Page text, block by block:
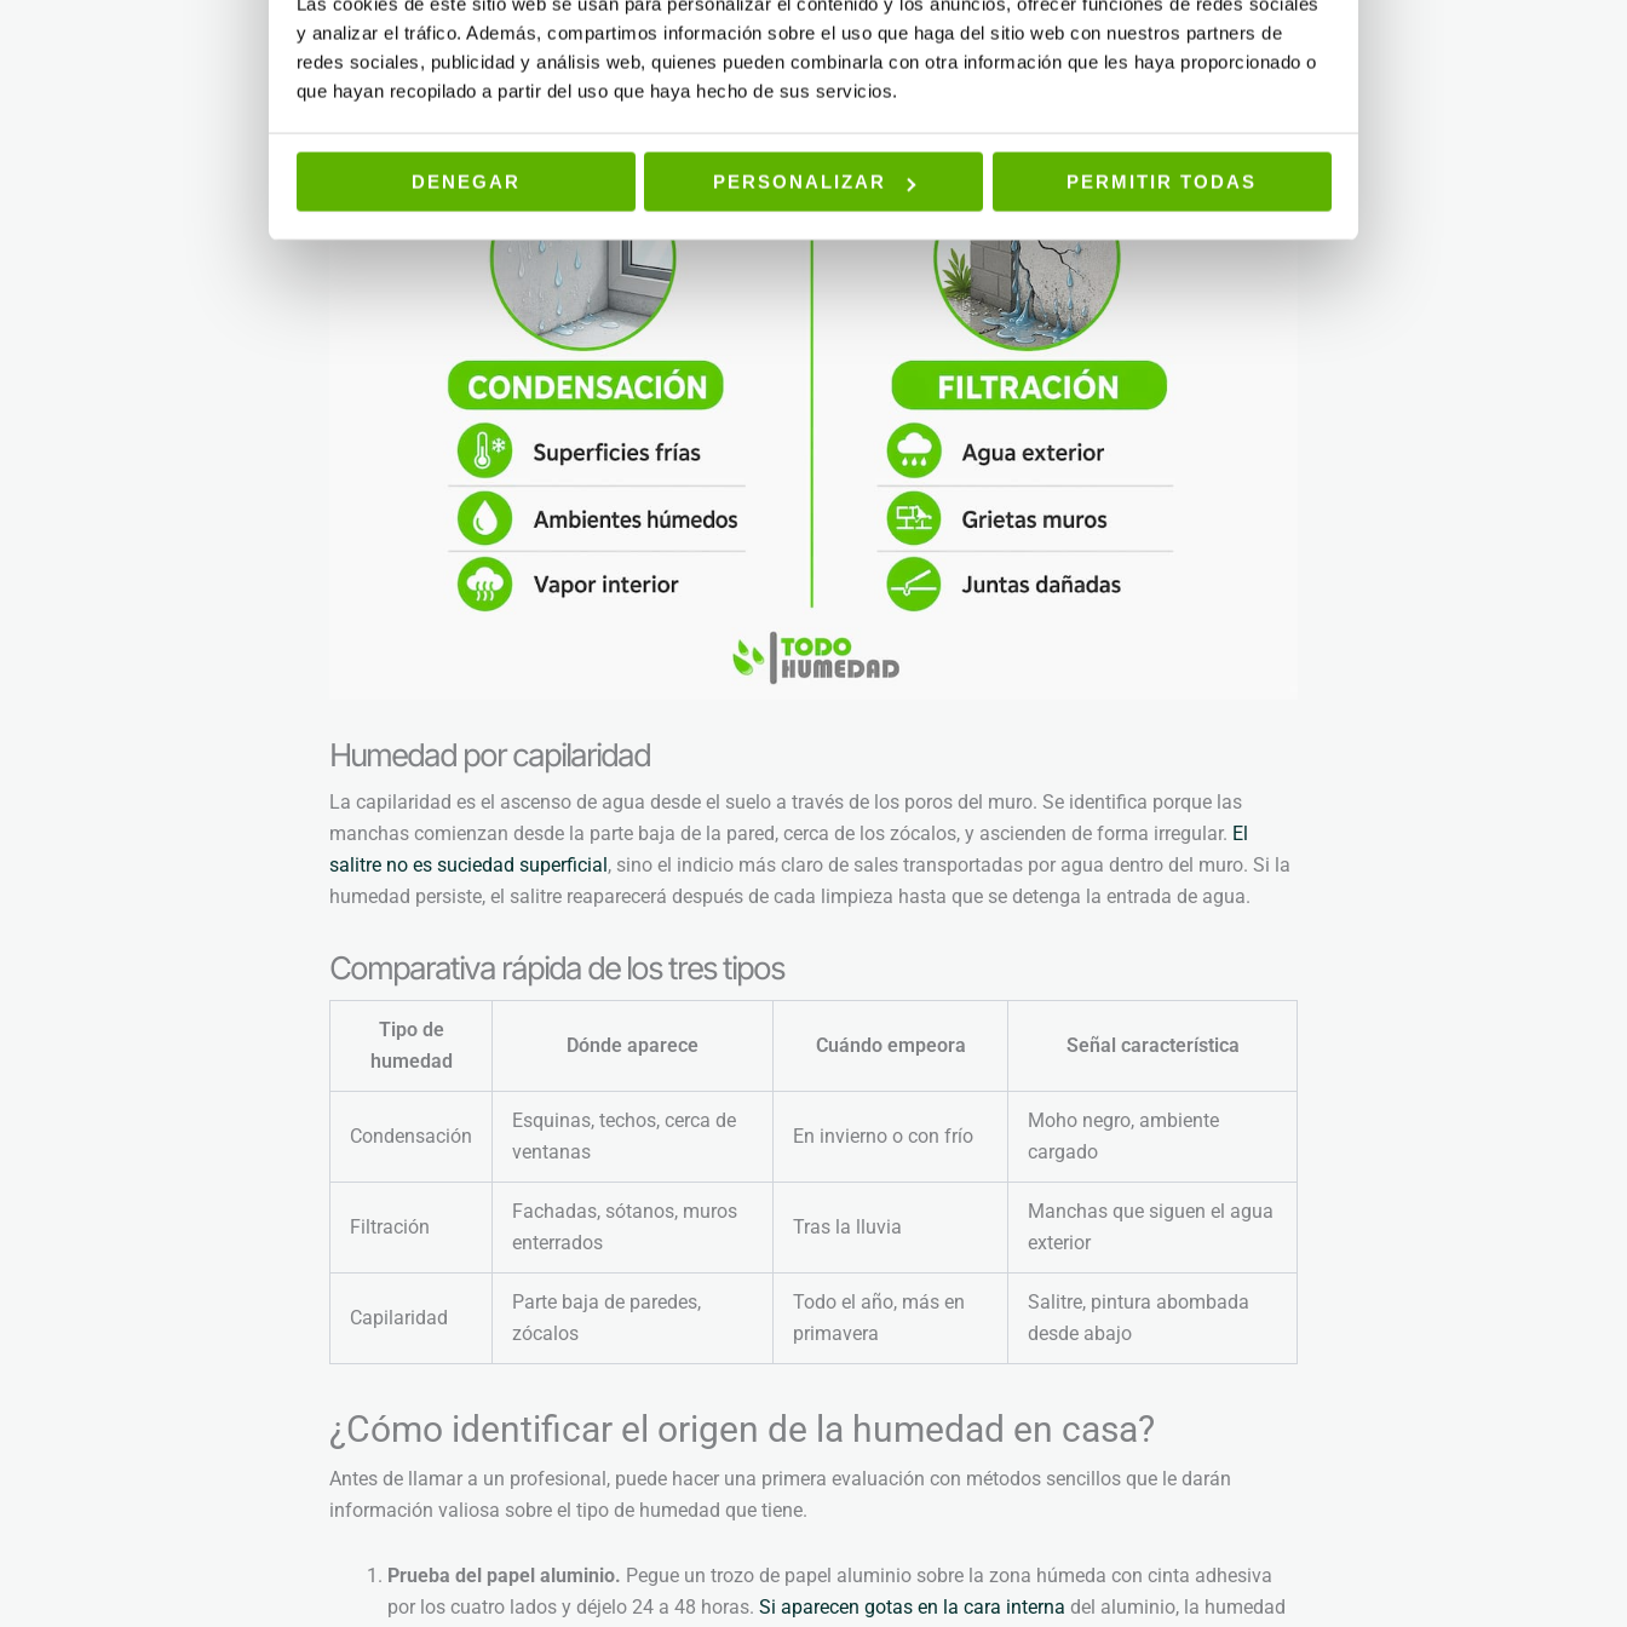
y analizar el tráfico. Además, compartimos información sobre el uso que haga del sitio web con nuestros partners de
redes sociales, publicidad y análisis web, quienes pueden combinarla con otra información que les haya proporcionado o
que hayan recopilado a partir del uso que haya hecho de sus servicios.
DENEGAR PERSONALIZAR PERMITIR TODAS
Humedad por capilaridad
La capilaridad es el ascenso de agua desde el suelo a través de los poros del muro. Se identifica porque las
manchas comienzan desde la parte baja de la pared, cerca de los zócalos, y ascienden de forma irregular. El
salitre no es suciedad superficial, sino el indicio más claro de sales transportadas por agua dentro del muro. Si la
humedad persiste, el salitre reaparecerá después de cada limpieza hasta que se detenga la entrada de agua.
Comparativa rápida de los tres tipos
Tipo de
humedad
Dónde aparece Cuándo empeora Señal característica
Condensación
Esquinas, techos, cerca de
ventanas
En invierno o con frío
Moho negro, ambiente
cargado
Filtración
Fachadas, sótanos, muros
enterrados
Tras la lluvia
Manchas que siguen el agua
exterior
Capilaridad
Parte baja de paredes,
zócalos
Todo el año, más en
primavera
Salitre, pintura abombada
desde abajo
¿Cómo identificar el origen de la humedad en casa?
Antes de llamar a un profesional, puede hacer una primera evaluación con métodos sencillos que le darán
información valiosa sobre el tipo de humedad que tiene.
Prueba del papel aluminio. Pegue un trozo de papel aluminio sobre la zona húmeda con cinta adhesiva
por los cuatro lados y déjelo 24 a 48 horas. Si aparecen gotas en la cara interna del aluminio, la humedad